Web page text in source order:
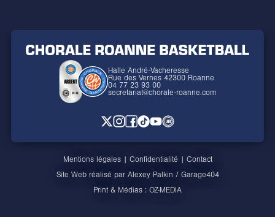
Halle André-Vacheresse
Rue des Vernes 42300 Roanne
04 77 23 93 00
secretariat@chorale-roanne.com
Mentions légales| Confidentialité | Contact
Site Web réalisé par Alexey Palkin / Garage404
Print & Médias : OZ-MEDIA